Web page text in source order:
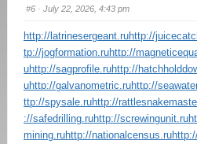
#6 · July 22, 2026, 4:43 pm
http://latrinesergeant.ruhttp://
tp://jogformation.ruhttp://
uhttp://sagprofile.ruhttp://
uhttp://galvanometric.ruhttp://
ttp://spysale.ruhttp://
://safedrilling.ruhttp://screwingunit.ru
mining.ruhttp://nationalcensus.ru